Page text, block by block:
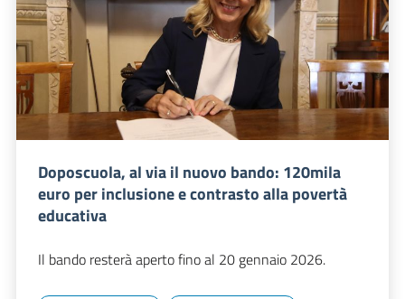
Doposcuola, al via il nuovo bando: 120mila
euro per inclusione e contrasto alla povertà
educativa
Il bando resterà aperto fino al 20 gennaio 2026.